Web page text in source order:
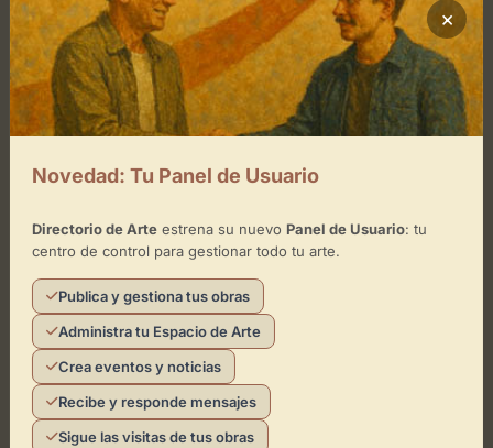
Lunes
de 10:00 - 22:00
Martes
de 10:00 - 22:00
Miércoles
de 10:00 - 22:00
Sábado
de 10:00 - 22:00
Domingo
Ubicación de Centro Comercial
Independencia «El Caracol»
×
Novedad: Tu Panel de Usuario
Directorio de Arteestrena su nuevo Panel de Usuario: tu
centro de control para gestionar todo tu arte.
Publica y gestiona tus obras
Administra tu Espacio de Arte
Crea eventos y noticias
Recibe y responde mensajes
Sigue las visitas de tus obras